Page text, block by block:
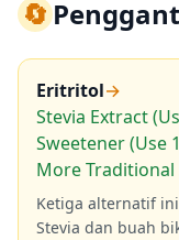
🔄
Eritritol→
Stevia Extract
Sweetener (Use
More
Ketiga alternatif
Stevia dan buah